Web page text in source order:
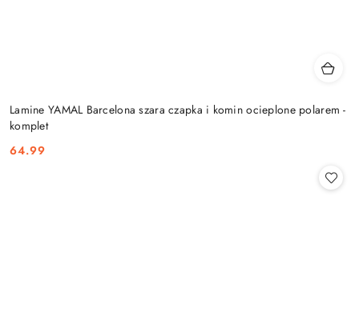
Lamine YAMAL Barcelona szara czapka i komin ocieplone polarem -
komplet
Cena:
64.99